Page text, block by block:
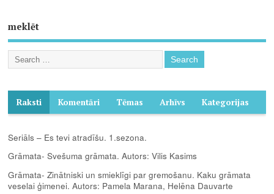
meklēt
Raksti Komentāri Tēmas Arhīvs Kategorijas
Seriāls – Es tevi atradīšu. 1.sezona.
Grāmata- Svešuma grāmata. Autors: Vilis Kasims
Grāmata- Zinātniski un smieklīgi par gremošanu. Kaku grāmata
veselai ģimenei. Autors: Pamela Marana, Helēna Dauvarte